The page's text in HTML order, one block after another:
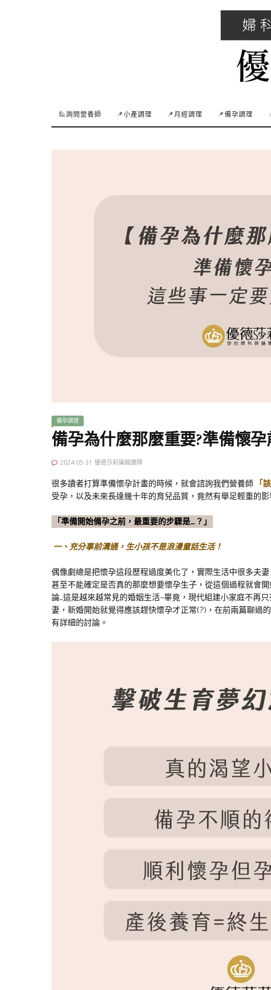
🙋詢問營養師 📌小產調理 📌月經調理 📌備孕調理
備孕調理
備孕為什麼那麼重要?準備懷
2024-05-31 優德莎莉編輯團隊
很多讀者打算準備懷孕計畫的時候，就會諮詢我們營養師 「
受孕，以及未來長達幾十年的育兒品質，竟然有舉足輕重的
「準備開始備孕之前，最重要的步驟是…？」
一、充分事前溝通，生小孩不是浪漫童話生活！
偶像劇總是把懷孕這段歷程過度美化了，實際生活中很多夫
甚至不能確定是否真的那麼想要懷孕生子，從這個過程就會
論…這是越來越常見的婚姻生活~畢竟，現代組建小家庭不再
妻，新婚開始就覺得應該趕快懷孕才正常(?)，在前兩篇聊過的
有詳細的討論。